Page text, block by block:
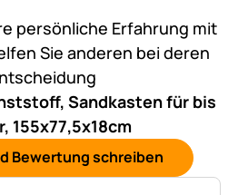
persönliche Erfahrung mit
Sie anderen bei deren
Sandkasten für bis
155x77,5x18cm
Bewertung schreiben